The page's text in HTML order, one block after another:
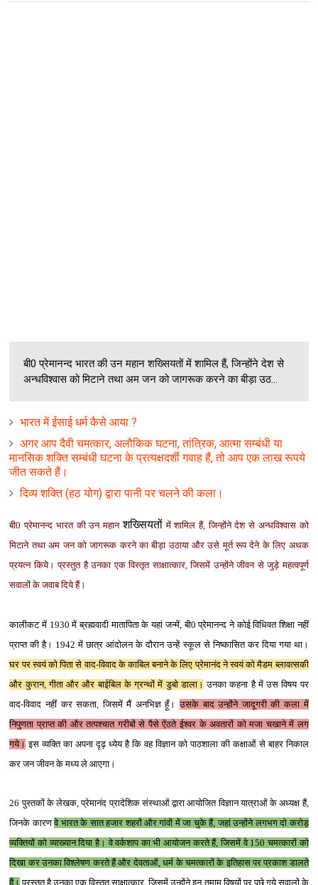
बी0 प्रेमानन्‍द भारत की उन महान शख्सियतों में शामिल हैं, जिन्‍होंने देश से
अन्‍धविश्‍वास को मिटाने तथा अम जन को जागरूक करने का बीड़ा उठ...
भारत में ईसाई धर्म कैसे आया ?
अगर आप दैवी चमत्‍कार, अलौकिक घटना, तांत्रिक, आत्‍मा सम्‍बंधी या
मानसिक शक्ति सम्‍बंधी घटना के प्रत्‍यक्षदर्शी गवाह हैं, तो आप एक लाख रूपये
जीत सकते हैं।
दिव्य शक्ति (हठ योग) द्वारा पानी पर चलने की कला।
बी0 प्रेमानन्‍द भारत की उन महानशख्सियतोंमें शामिल हैं, जिन्‍होंने देश से अन्‍धविश्‍वास को
मिटाने तथा अम जन को जागरूक करने का बीड़ा उठाया और उसे मूर्त रूप देने के लिए अथक
प्रयत्‍न किये। प्रस्‍तुत है उनका एक विस्‍तृत साक्षात्‍कार, जिसमें उन्‍होंने जीवन से जुड़े महत्‍वपूर्ण
सवालों के जवाब दिये हैं।
कालीकट में 1930 में ब्रह्मवादी मातापिता के यहां जन्‍में, बी0 प्रेमानन्‍द ने कोई विधिवत शिक्षा नहीं
प्राप्‍त की है। 1942 में छात्र आंदोलन के दौरान उन्‍हें स्‍कूल से निष्‍कासित कर दिया गया था।
घर पर स्‍वयं को पिता से वाद-विवाद के काबिल बनाने के लिए प्रेमानंद ने स्‍वयं को मैडम ब्‍लावत्‍सकी
और कुरान, गीता और और बाईबिल के ग्रन्‍थों में डुबो डाला। उनका कहना है में उस विषय पर
वाद-विवाद नहीं कर सकता, जिसमें मैं अनभिज्ञ हूँ।उसके बाद उन्‍होंने जादूगरी की कला में
निपुणता प्राप्‍त की और तत्‍पश्‍चात गरीबों से पैसे ऐंठते ईश्‍वर के अवतारों को मजा चखाने में लग
गये। इस व्‍यक्ति का अपना दृढ़ ध्‍येय है कि वह विज्ञान को पाठशाला की कक्षाओं से बाहर निकाल
कर जन जीवन के मध्‍य ले आएगा।
26 पुस्‍तकों के लेखक, प्रेमानंद प्रादेशिक संस्‍थाओं द्वारा आयोजित विज्ञान यात्राओं के अध्‍यक्ष हैं,
जिनके कारणवे भारत के सात हजार शहरों और गांवों में जा चुके हैं, जहां उन्‍होंने लगभग दो करोड़
व्‍यक्तियों को व्‍याख्‍यान दिया है। वे वर्कशाप का भी आयोजन करते हैं, जिसमें वे 150 चमत्‍कारों को
दिखा कर उनका विश्‍लेषण करते हैं और देवताओं, धर्म के चमत्‍कारों के इतिहास पर प्रकाश डालते
हैं। प्रस्‍तुत है उनका एक विस्‍तृत साक्षात्‍कार, जिसमें उन्‍होंने इन तमाम विषयों पर पूछे गये सवालों के